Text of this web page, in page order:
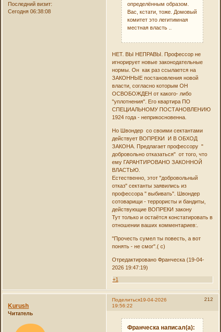
Последний визит:
Сегодня 06:38:08
определённым образом.
Вас, кстати, тоже. Домовый
комитет это легитимная
местная власть ..
НЕТ. ВЫ НЕПРАВЫ. Профессор не
игнорирует новые законодательные
нормы. Он как раз ссылается на
ЗАКОННЫЕ постановления новой
власти, согласно которым ОН
ОСВОБОЖДЕН от какого- либо
"уплотнения". Его квартира ПО
СПЕЦИАЛЬНОМУ ПОСТАНОВЛЕНИЮ
1924 года - неприкосновенна.
Но Швондер со своими сектантами
действует ВОПРЕКИ И В ОБХОД
ЗАКОНА. Предлагает профессору "
добровольно отказаться" от того, что
ему ГАРАНТИРОВАНО ЗАКОННОЙ
ВЛАСТЬЮ.
Естественно, этот "добровольный
отказ" сектанты заявились из
профессора " выбивать". Швондер
сотоварищи - террористы и бандиты,
действующие ВОПРЕКИ закону
Тут только и остаётся констатировать в
отношении ваших комментариев:.
"Прочесть сумел ты повесть, а вот
понять - не смог".( с)
Отредактировано Франческа (19-04-
2026 19:47:19)
+1
Поделиться 212
19-04-2026
19:56:22
Kurush
Читатель
Франческа написал(а):